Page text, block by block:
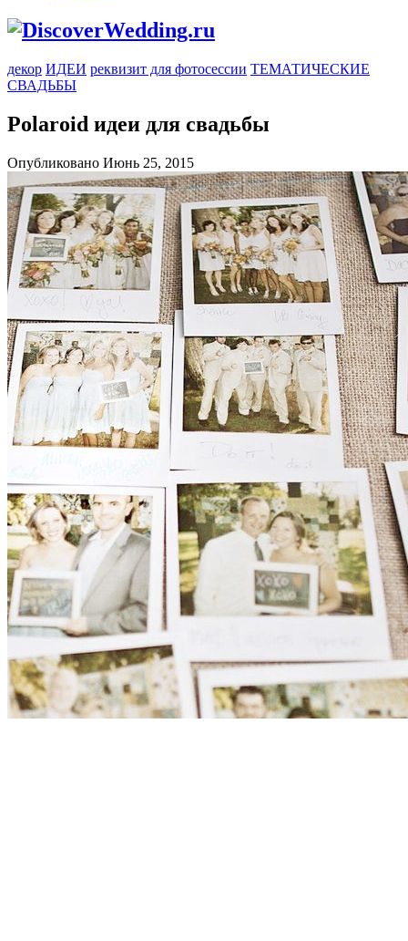
декор ИДЕИ реквизит для фотосессии ТЕМАТИЧЕСКИЕ
СВАДЬБЫ
Polaroid идеи для свадьбы
Опубликовано Июнь 25, 2015